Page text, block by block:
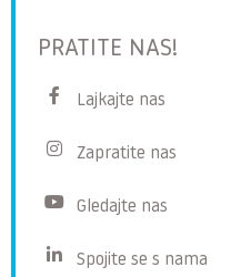
PRATITE NAS!
Lajkajte nas
Zapratite nas
Gledajte nas
Spojite se s nama